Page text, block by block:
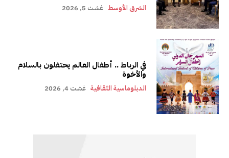
الشرق الأوسط غشت 5, 2026
في الرباط .. أطفال العالم يحتفلون بالسلام
والأخوة
الدبلوماسية الثقافية غشت 4, 2026